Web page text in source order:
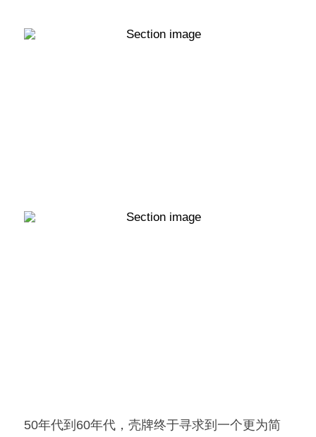
50年代到60年代，壳牌终于寻求到一个更为简